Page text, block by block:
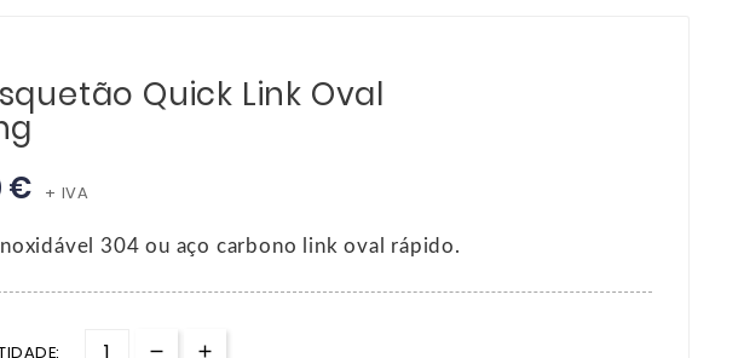
Quick Link Oval
€ + IVA
304 ou aço carbono link oval rápido.